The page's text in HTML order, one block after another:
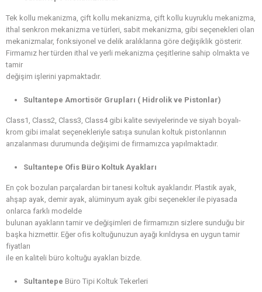
Tek kollu mekanizma, çift kollu mekanizma, çift kollu kuyruklu mekanizma,
ithal senkron mekanizma ve türleri, sabit mekanizma, gibi seçenekleri olan
mekanizmalar, fonksiyonel ve delik aralıklarına göre değişiklik gösterir.
Firmamız her türden ithal ve yerli mekanizma çeşitlerine sahip olmakta ve
tamir
değişim işlerini yapmaktadır.
Sultantepe Amortisör Grupları ( Hidrolik ve Pistonlar)
Class1, Class2, Class3, Class4 gibi kalite seviyelerinde ve siyah boyalı-
krom gibi imalat seçenekleriyle satışa sunulan koltuk pistonlarının
arızalanması durumunda değişimi de firmamızca yapılmaktadır.
Sultantepe Ofis Büro Koltuk Ayakları
En çok bozulan parçalardan bir tanesi koltuk ayaklarıdır. Plastik ayak,
ahşap ayak, demir ayak, alüminyum ayak gibi seçenekler ile piyasada
onlarca farklı modelde
bulunan ayakların tamir ve değişimleri de firmamızın sizlere sunduğu bir
başka hizmettir. Eğer ofis koltuğunuzun ayağı kırıldıysa en uygun tamir
fiyatları
ile en kaliteli büro koltuğu ayakları bizde.
Sultantepe Büro Tipi Koltuk Tekerleri